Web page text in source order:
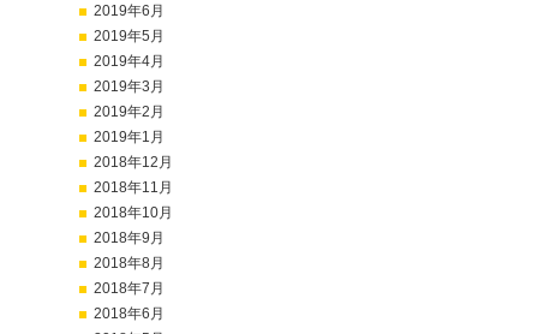
2019年6月
2019年5月
2019年4月
2019年3月
2019年2月
2019年1月
2018年12月
2018年11月
2018年10月
2018年9月
2018年8月
2018年7月
2018年6月